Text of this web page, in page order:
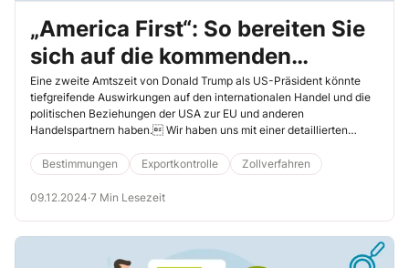
„America First“: So bereiten Sie
sich auf die kommenden
Auswirkungen der nächsten
Trump-Amtszeit vor!
Eine zweite Amtszeit von Donald Trump als US-Präsident könnte
tiefgreifende Auswirkungen auf den internationalen Handel und die
politischen Beziehungen der USA zur EU und anderen
Handelspartnern haben. Wir haben uns mit einer detaillierten
Zollabgaben, ­Ukraine-Konflikt, Freihandelsabkommen und
Klimapolitik beschäftigt und legen Ihnen dar, was Sie nun tun
müssen, um nicht in den Strudel von Maßnahmen und negativen ­
Bestimmungen Exportkontrolle Zollverfahren
09.12.2024·7 Min Lesezeit